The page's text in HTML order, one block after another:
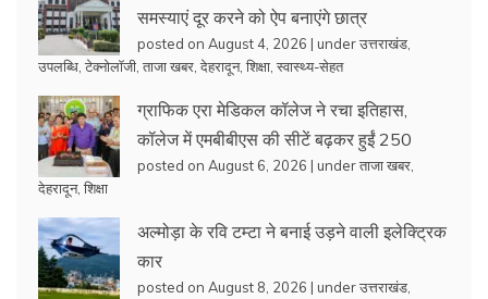
समस्याएं दूर करने को ऐप बनाएंगे छात्र
posted on August 4, 2026 | underउत्तराखंड
उपलब्धि टेक्नोलॉजी ताजा खबर देहरादून, शिक्षा स्वास्थ्य-सेहत
ग्राफिक एरा मेडिकल कॉलेज ने रचा इतिहास,
कॉलेज में एमबीबीएस की सीटें बढ़कर हुईं 250
posted on August 6, 2026 | underताजा खबर
देहरादून, शिक्षा
अल्मोड़ा के रवि टम्टा ने बनाई उड़ने वाली इलेक्ट्रिक
कार
posted on August 8, 2026 | underउत्तराखंड